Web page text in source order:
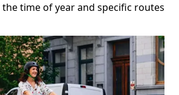
time of year and specific routes.